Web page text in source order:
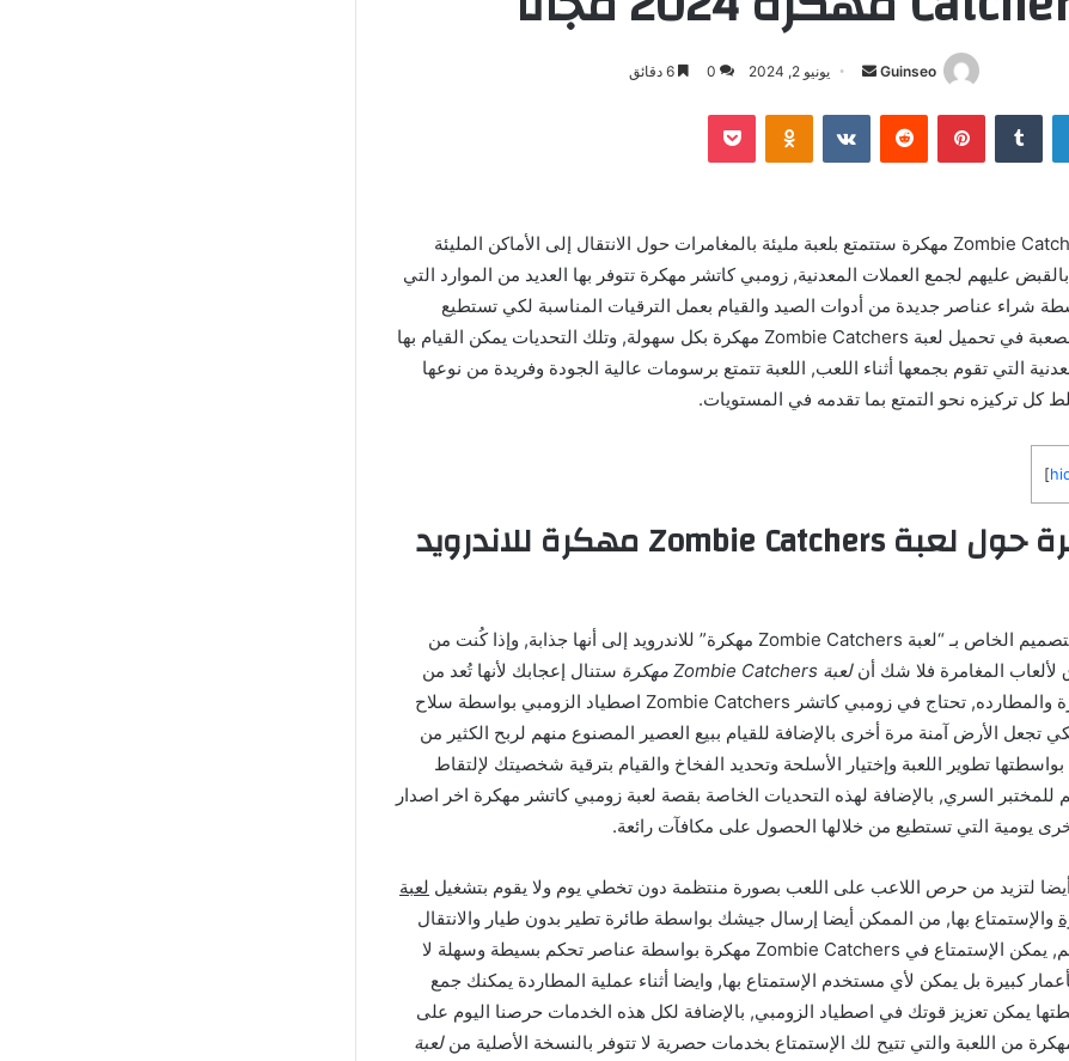
Guinseo
أرسليونيو 2, 2024 0 6 دقائق
لينكدإن بينتيريست Odnoklassniki
بوكيت
عند تحميل لعبة Zombie Catchers مهكرة ستتمتع بلعبة مليئة بالمغامرات حول الانتقال إلى الأماكن المليئة
عليهم لجمع العملات المعدنية, زومبي كاتشر مهكرة تتوفر بها العديد من الموارد التي
شراء عناصر جديدة من أدوات الصيد والقيام بعمل الترقيات المناسبة لكي تستطيع
تخطي المستويات الصعبة في تحميل لعبة Zombie Catchers مهكرة بكل سهولة, وتلك التحديات يمكن القيام بها
التي تقوم بجمعها أثناء اللعب, اللعبة تتمتع برسومات عالية الجودة وفريدة من نوعها
كل تركيزه نحو التمتع بما تقدمه في المستويات.
]
نبذة مختصرة حول لعبة Zombie Catchers مهكرة للاندرويد
بالرغم من بساطة التصميم الخاص بـ “لعبة Zombie Catchers مهكرة” للاندرويد إلى أنها جذابة, وإذا كُنت من
لألعاب المغامرة فلا شك أنلعبة Zombie Catchers مهكرة
ستنال إعجابك لأنها تُعد من
أفضل ألعاب المغامرة والمطارده, تحتاج في زومبي كاتشر Zombie Catchers اصطياد الزومبي بواسطة سلاح
تجعل الأرض آمنة مرة أخرى بالإضافة للقيام ببيع العصير المصنوع منهم لربح الكثير من
تطوير اللعبة وإختيار الأسلحة وتحديد الفخاخ والقيام بترقية شخصيتك لإلتقاط
للمختبر السري, بالإضافة لهذه التحديات الخاصة بقصة لعبة زومبي كاتشر مهكرة اخر اصدار
يومية التي تستطيع من خلالها الحصول على مكافآت رائعة.
لتزيد من حرص اللاعب على اللعب بصورة منتظمة دون تخطي يوم ولا يقوم بتشغيل لعبة
والإستمتاع بها, من الممكن أيضا إرسال جيشك بواسطة طائرة تطير بدون طيار والانتقال
للزومبي للإمساك بهم, يمكن الإستمتاع في Zombie Catchers مهكرة بواسطة عناصر تحكم بسيطة وسهلة لا
كبيرة بل يمكن لأي مستخدم الإستمتاع بها, وايضا أثناء عملية المطاردة يمكنك جمع
يمكن تعزيز قوتك في اصطياد الزومبي, بالإضافة لكل هذه الخدمات حرصنا اليوم على
من اللعبة والتي تتيح لك الإستمتاع بخدمات حصرية لا تتوفر بالنسخة الأصلية منلعبة